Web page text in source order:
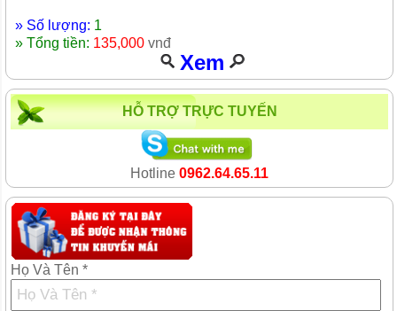
» Số lượng: 1
» Tổng tiền: 135,000 vnđ
Xem
HỖ TRỢ TRỰC TUYẾN
Hotline 0962.64.65.11
Họ Và Tên *